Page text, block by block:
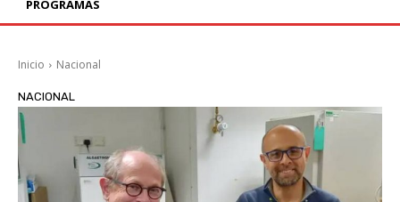
PROGRAMAS
Inicio Nacional
NACIONAL